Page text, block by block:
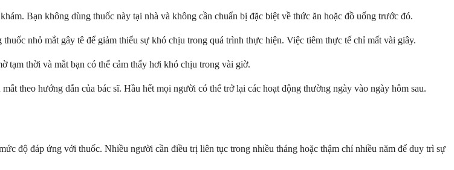
Bạn không dùng thuốc này tại nhà và không cần chuẩn bị đặc biệt về thức ăn hoặc đồ uống trước đó.
nhỏ mắt gây tê để giảm thiểu sự khó chịu trong quá trình thực hiện. Việc tiêm thực tế chỉ mất vài giây.
tạm thời và mắt bạn có thể cảm thấy hơi khó chịu trong vài giờ.
theo hướng dẫn của bác sĩ. Hầu hết mọi người có thể trở lại các hoạt động thường ngày vào ngày hôm sau.
độ đáp ứng với thuốc. Nhiều người cần điều trị liên tục trong nhiều tháng hoặc thậm chí nhiều năm để duy trì sự